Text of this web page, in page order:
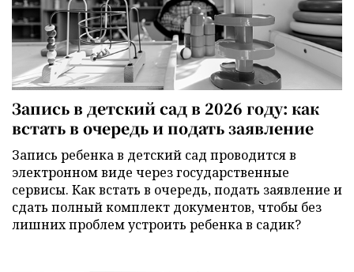
Запись в детский сад в 2026 году: как
встать в очередь и подать заявление
Запись ребенка в детский сад проводится в
электронном виде через государственные
сервисы. Как встать в очередь, подать заявление и
сдать полный комплект документов, чтобы без
лишних проблем устроить ребенка в садик?